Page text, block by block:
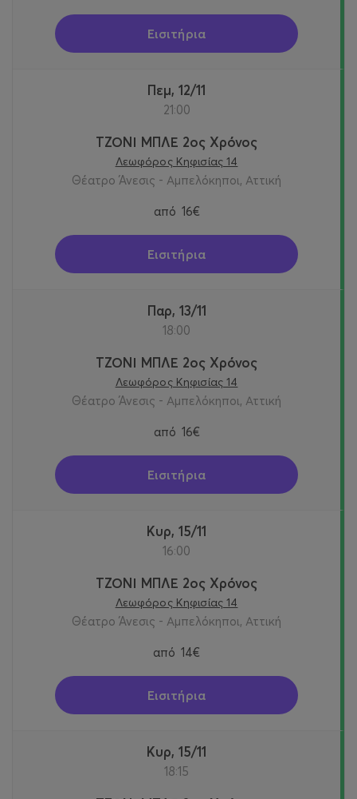
Εισιτήρια
Πεμ, 12/11
21:00
ΤΖΟΝΙ ΜΠΛΕ 2ος Χρόνος
Λεωφόρος Κηφισίας 14
Θέατρο Άνεσις - Αμπελόκηποι, Αττική
από 16€
Εισιτήρια
Παρ, 13/11
18:00
ΤΖΟΝΙ ΜΠΛΕ 2ος Χρόνος
Λεωφόρος Κηφισίας 14
Θέατρο Άνεσις - Αμπελόκηποι, Αττική
από 16€
Εισιτήρια
Κυρ, 15/11
16:00
ΤΖΟΝΙ ΜΠΛΕ 2ος Χρόνος
Λεωφόρος Κηφισίας 14
Θέατρο Άνεσις - Αμπελόκηποι, Αττική
από 14€
Εισιτήρια
Κυρ, 15/11
18:15